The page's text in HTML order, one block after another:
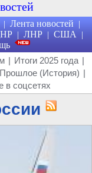
| Лента новостей |
| ЛНР | США |
| Итоги 2025 года |
Прошлое (История) |
в соцсетях